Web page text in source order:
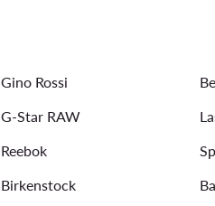
Gino Rossi
G-Star RAW
Reebok
Birkenstock